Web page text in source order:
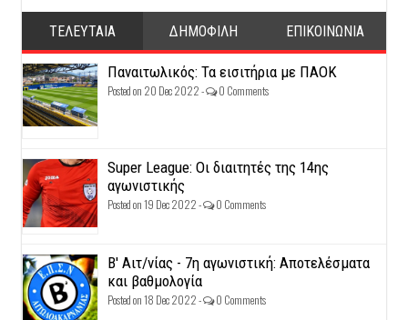
ΤΕΛΕΥΤΑΙΑ ΔΗΜΟΦΙΛΗ ΕΠΙΚΟΙΝΩΝΙΑ
Παναιτωλικός: Τα εισιτήρια με ΠΑΟΚ
Posted on 20 Dec 2022 - 0 Comments
Super League: Οι διαιτητές της 14ης
αγωνιστικής
Posted on 19 Dec 2022 - 0 Comments
Β' Αιτ/νίας - 7η αγωνιστική: Αποτελέσματα
και βαθμολογία
Posted on 18 Dec 2022 - 0 Comments